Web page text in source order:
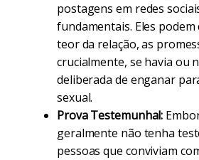
postagens em redes
fundamentais. Eles
teor da relação, as
crucialmente, se havia ou
deliberada de enganar
sexual.
Prova Testemunhal:
geralmente não tenha
pessoas que conviviam